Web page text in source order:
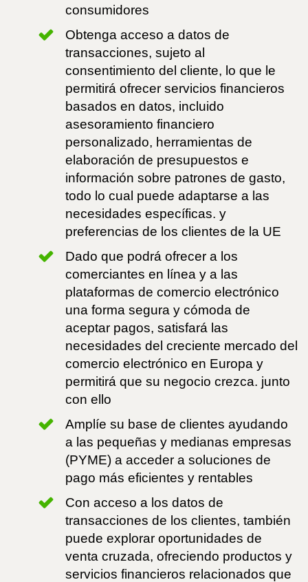
consumidores
Obtenga acceso a datos de
transacciones, sujeto al
consentimiento del cliente, lo que le
permitirá ofrecer servicios financieros
basados en datos, incluido
asesoramiento financiero
personalizado, herramientas de
elaboración de presupuestos e
información sobre patrones de gasto,
todo lo cual puede adaptarse a las
necesidades específicas. y
preferencias de los clientes de la UE
Dado que podrá ofrecer a los
comerciantes en línea y a las
plataformas de comercio electrónico
una forma segura y cómoda de
aceptar pagos, satisfará las
necesidades del creciente mercado del
comercio electrónico en Europa y
permitirá que su negocio crezca. junto
con ello
Amplíe su base de clientes ayudando
a las pequeñas y medianas empresas
(PYME) a acceder a soluciones de
pago más eficientes y rentables
Con acceso a los datos de
transacciones de los clientes, también
puede explorar oportunidades de
venta cruzada, ofreciendo productos y
servicios financieros relacionados que